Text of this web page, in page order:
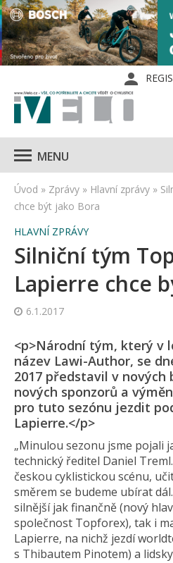
MENU
Úvod » Zprávy » Hlavní zprávy »
chce být jako Bora
HLAVNÍ ZPRÁVY
Silniční tým
Lapierre chce
6.1.2017
<p>Národní tým, který v
název Lawi-Author, se
2017 představil v nových
nových sponzorů a
pro tuto sezónu jezdit
Lapierre.</p>
„Minulou sezonu jsme pojali
technický ředitel Daniel
českou cyklistickou scénu,
směrem se budeme ubírat
silnější jak finančně (nový
společnost Topforex), tak i
Lapierre, na nichž jezdí
s Thibautem Pinotem) a